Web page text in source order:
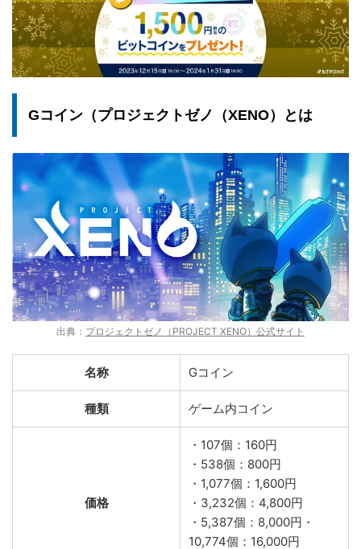
Gコイン（プロジェクトゼノ（XENO）とは
出典： プロジェクトゼノ（PROJECT XENO）公式サイト
名称 Gコイン
種類 ゲーム内コイン
価格
・107個：160円
・538個：800円
・1,077個：1,600円
・3,232個：4,800円
・5,387個：8,000円・
10,774個：16,000円